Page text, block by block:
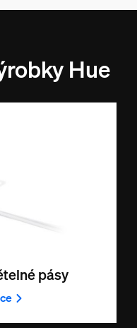
Hue
pásy